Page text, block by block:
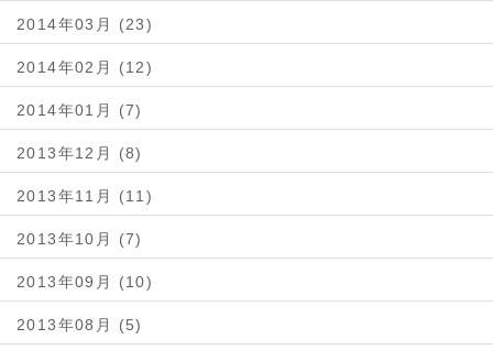
2014年03月 (23)
2014年02月 (12)
2014年01月 (7)
2013年12月 (8)
2013年11月 (11)
2013年10月 (7)
2013年09月 (10)
2013年08月 (5)